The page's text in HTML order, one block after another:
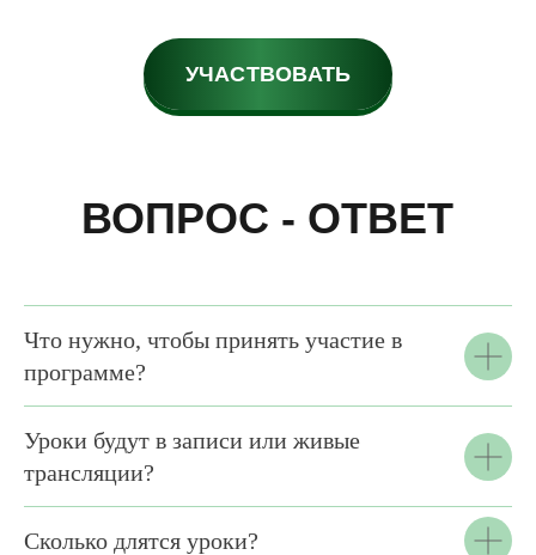
УЧАСТВОВАТЬ
Что нужно, чтобы принять участие в
программе?
Уроки будут в записи или живые
трансляции?
Сколько длятся уроки?